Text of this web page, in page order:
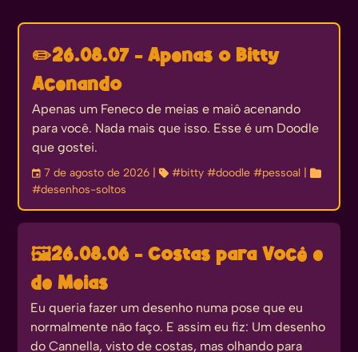
✏️26.08.07 - Apenas o Bitty
Acenando
Apenas um Feneco de meias e maiô acenando
para você. Nada mais que isso. Esse é um Doodle
que gostei.
󰃭7 de agosto de 2026 | #bitty #doodle #pessoal
| 
#desenhos-soltos
🖼️26.08.06 - Costas para Você e
de Meias
Eu queria fazer um desenho numa pose que eu
normalmente não faço. E assim eu fiz: Um desenho
do Cannella, visto de costas, mas olhando para